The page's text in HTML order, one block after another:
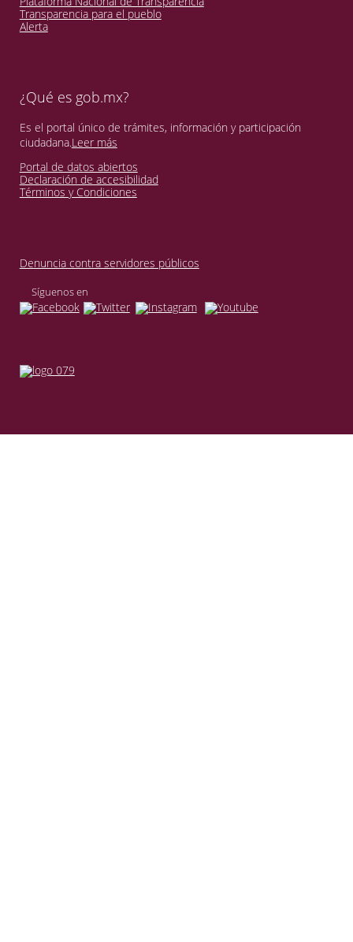
Transparencia para el pueblo
Alerta
¿Qué es gob.mx?
Es el portal único de trámites, información y participación
ciudadana.Leer más
Portal de datos abiertos
Declaración de accesibilidad
Términos y Condiciones
Denuncia contra servidores públicos
Síguenos en